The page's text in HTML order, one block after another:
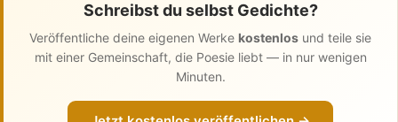
Schreibst du selbst Gedichte?
Veröffentliche deine eigenen Werke kostenlos und teile sie
mit einer Gemeinschaft, die Poesie liebt — in nur wenigen
Minuten.